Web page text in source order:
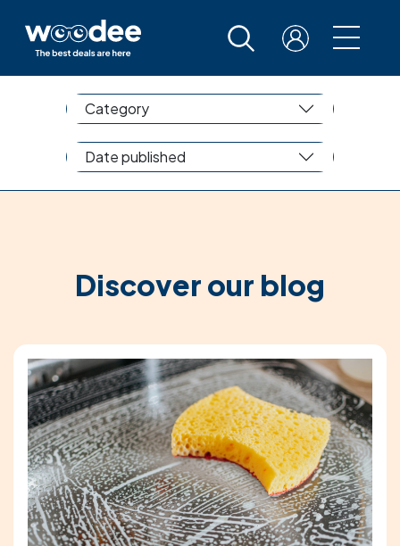
Discover our blog
Category
Date published